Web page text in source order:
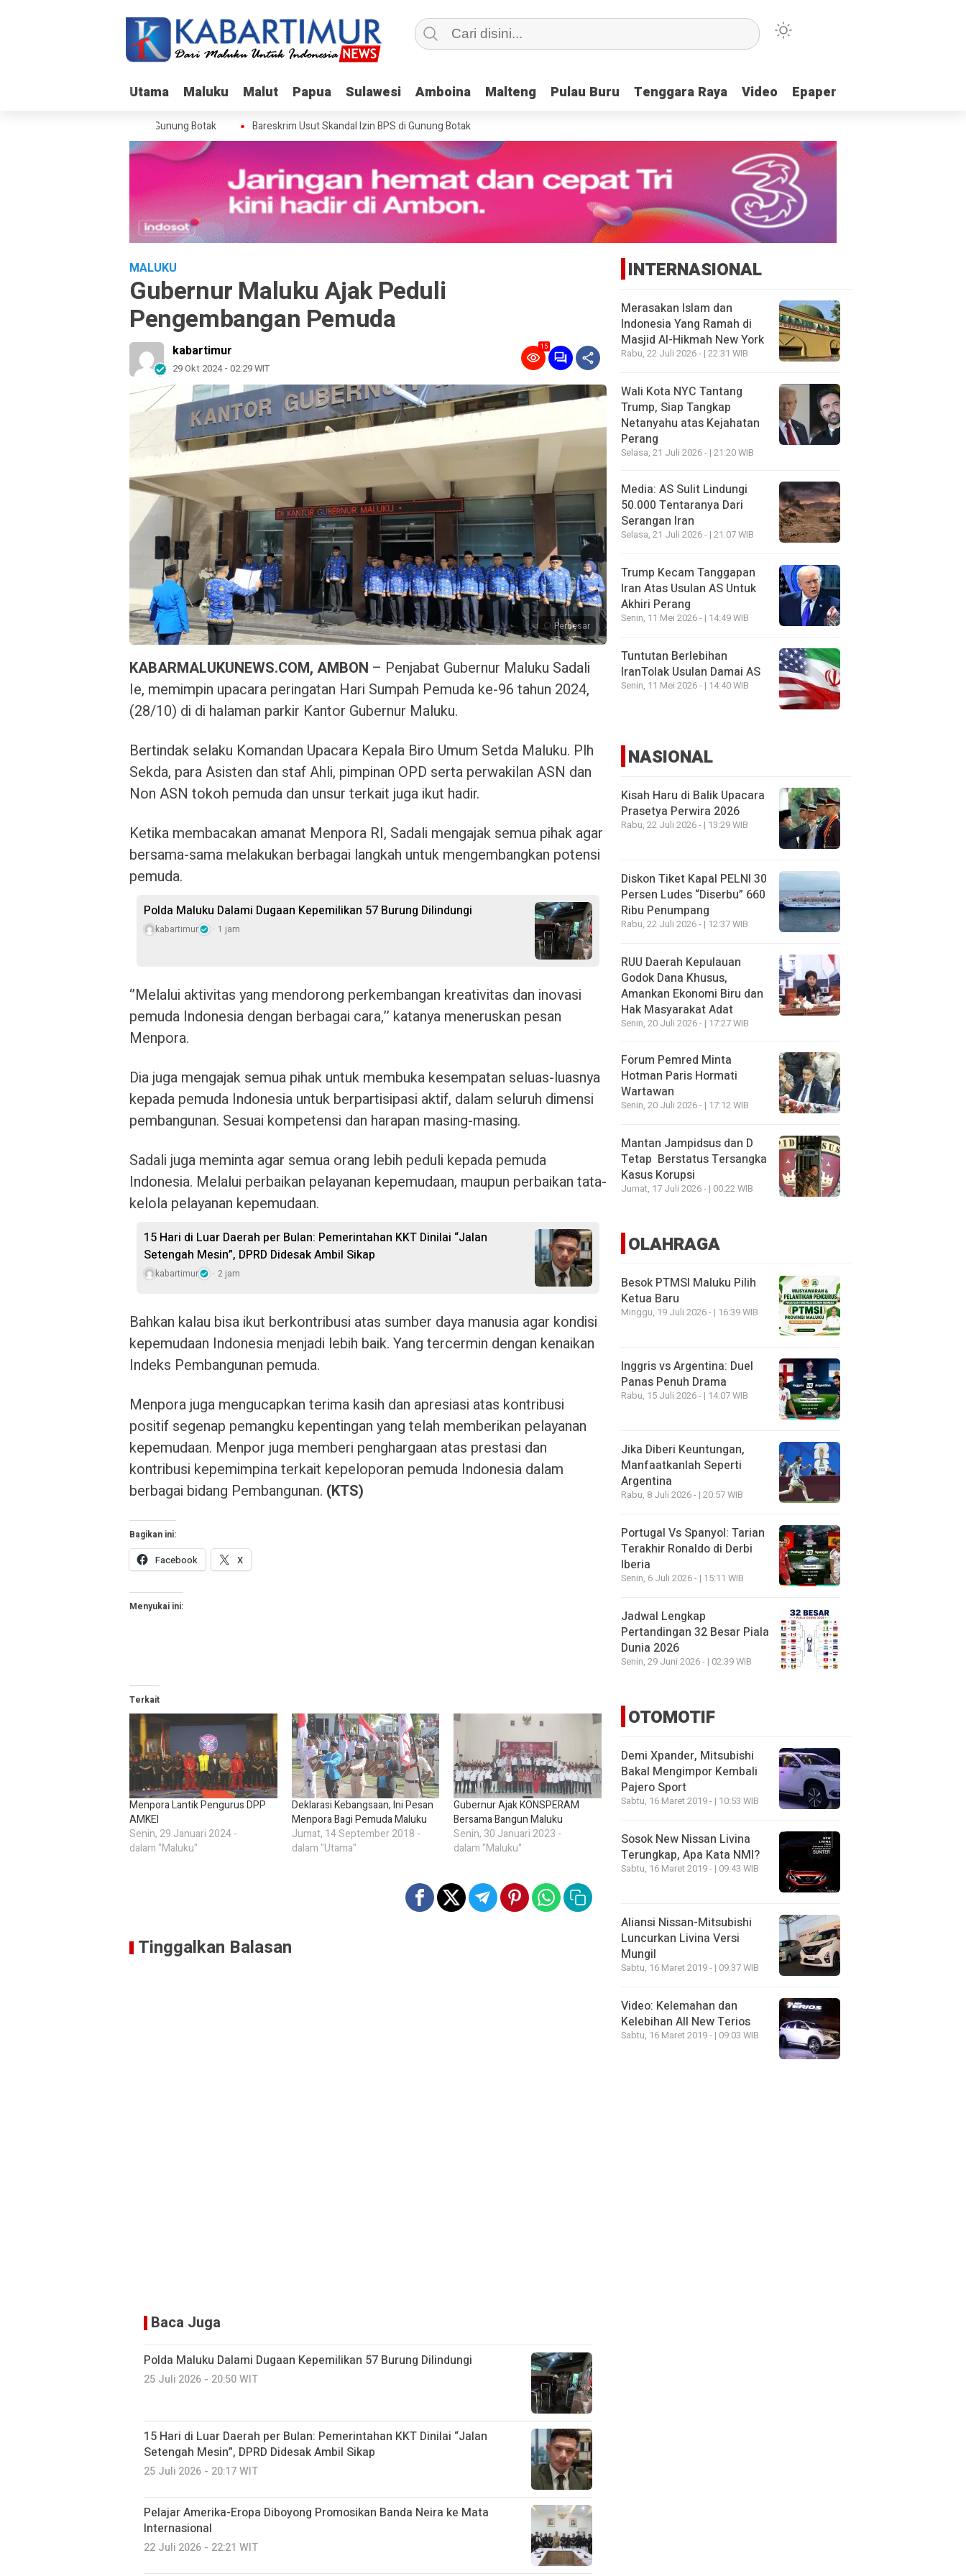
Utama Maluku Malut Papua Sulawesi Amboina Malteng Pulau Buru Tenggara Raya Video Epaper
Utama Maluku Malut Papua Sulawesi Amboina Malteng Pulau Buru Tenggara Raya Video Epaper
Usut Skandal Izin BPS di Gunung Botak Bareskrim Usut Skandal Izin BPS di Gunung Botak
MALUKU
Gubernur Maluku Ajak Peduli
Pengembangan Pemuda
kabartimur
29 Okt 2024 - 02:29 WIT
15
Perbesar
KABARMALUKUNEWS.COM, AMBON – Penjabat Gubernur Maluku Sadali
Ie, memimpin upacara peringatan Hari Sumpah Pemuda ke-96 tahun 2024,
(28/10) di di halaman parkir Kantor Gubernur Maluku.
Bertindak selaku Komandan Upacara Kepala Biro Umum Setda Maluku. Plh
Sekda, para Asisten dan staf Ahli, pimpinan OPD serta perwakilan ASN dan
Non ASN tokoh pemuda dan unsur terkait juga ikut hadir.
Ketika membacakan amanat Menpora RI, Sadali mengajak semua pihak agar
bersama-sama melakukan berbagai langkah untuk mengembangkan potensi
pemuda.
Polda Maluku Dalami Dugaan Kepemilikan 57 Burung Dilindungi
kabartimur 1 jam
‘’Melalui aktivitas yang mendorong perkembangan kreativitas dan inovasi
pemuda Indonesia dengan berbagai cara,’’ katanya meneruskan pesan
Menpora.
Dia juga mengajak semua pihak untuk membuka kesempatan seluas-luasnya
kepada pemuda Indonesia untuk berpartisipasi aktif, dalam seluruh dimensi
pembangunan. Sesuai kompetensi dan harapan masing-masing.
Sadali juga meminta agar semua orang lebih peduli kepada pemuda
Indonesia. Melalui perbaikan pelayanan kepemudaan, maupun perbaikan tata-
kelola pelayanan kepemudaan.
15 Hari di Luar Daerah per Bulan: Pemerintahan KKT Dinilai “Jalan
Setengah Mesin”, DPRD Didesak Ambil Sikap
kabartimur 2 jam
Bahkan kalau bisa ikut berkontribusi atas sumber daya manusia agar kondisi
kepemudaan Indonesia menjadi lebih baik. Yang tercermin dengan kenaikan
Indeks Pembangunan pemuda.
Menpora juga mengucapkan terima kasih dan apresiasi atas kontribusi
positif segenap pemangku kepentingan yang telah memberikan pelayanan
kepemudaan. Menpor juga memberi penghargaan atas prestasi dan
kontribusi kepemimpina terkait kepeloporan pemuda Indonesia dalam
berbagai bidang Pembangunan. (KTS)
Bagikan ini:
Facebook X
Menyukai ini:
Terkait
Menpora Lantik Pengurus DPP
AMKEI
Senin, 29 Januari 2024 -
dalam "Maluku"
Deklarasi Kebangsaan, Ini Pesan
Menpora Bagi Pemuda Maluku
Jumat, 14 September 2018 -
dalam "Utama"
Gubernur Ajak KONSPERAM
Bersama Bangun Maluku
Senin, 30 Januari 2023 -
dalam "Maluku"
Tinggalkan Balasan
Baca Juga
Polda Maluku Dalami Dugaan Kepemilikan 57 Burung Dilindungi
25 Juli 2026 - 20:50 WIT
15 Hari di Luar Daerah per Bulan: Pemerintahan KKT Dinilai “Jalan
Setengah Mesin”, DPRD Didesak Ambil Sikap
25 Juli 2026 - 20:17 WIT
Pelajar Amerika-Eropa Diboyong Promosikan Banda Neira ke Mata
Internasional
22 Juli 2026 - 22:21 WIT
INTERNASIONAL
Merasakan Islam dan
Indonesia Yang Ramah di
Masjid Al-Hikmah New York
Rabu, 22 Juli 2026 - | 22:31 WIB
Wali Kota NYC Tantang
Trump, Siap Tangkap
Netanyahu atas Kejahatan
Perang
Selasa, 21 Juli 2026 - | 21:20 WIB
Media: AS Sulit Lindungi
50.000 Tentaranya Dari
Serangan Iran
Selasa, 21 Juli 2026 - | 21:07 WIB
Trump Kecam Tanggapan
Iran Atas Usulan AS Untuk
Akhiri Perang
Senin, 11 Mei 2026 - | 14:49 WIB
Tuntutan Berlebihan
IranTolak Usulan Damai AS
Senin, 11 Mei 2026 - | 14:40 WIB
NASIONAL
Kisah Haru di Balik Upacara
Prasetya Perwira 2026
Rabu, 22 Juli 2026 - | 13:29 WIB
Diskon Tiket Kapal PELNI 30
Persen Ludes “Diserbu” 660
Ribu Penumpang
Rabu, 22 Juli 2026 - | 12:37 WIB
RUU Daerah Kepulauan
Godok Dana Khusus,
Amankan Ekonomi Biru dan
Hak Masyarakat Adat
Senin, 20 Juli 2026 - | 17:27 WIB
Forum Pemred Minta
Hotman Paris Hormati
Wartawan
Senin, 20 Juli 2026 - | 17:12 WIB
Mantan Jampidsus dan D
Tetap Berstatus Tersangka
Kasus Korupsi
Jumat, 17 Juli 2026 - | 00:22 WIB
OLAHRAGA
Besok PTMSI Maluku Pilih
Ketua Baru
Minggu, 19 Juli 2026 - | 16:39 WIB
Inggris vs Argentina: Duel
Panas Penuh Drama
Rabu, 15 Juli 2026 - | 14:07 WIB
Jika Diberi Keuntungan,
Manfaatkanlah Seperti
Argentina
Rabu, 8 Juli 2026 - | 20:57 WIB
Portugal Vs Spanyol: Tarian
Terakhir Ronaldo di Derbi
Iberia
Senin, 6 Juli 2026 - | 15:11 WIB
Jadwal Lengkap
Pertandingan 32 Besar Piala
Dunia 2026
Senin, 29 Juni 2026 - | 02:39 WIB
OTOMOTIF
Demi Xpander, Mitsubishi
Bakal Mengimpor Kembali
Pajero Sport
Sabtu, 16 Maret 2019 - | 10:53 WIB
Sosok New Nissan Livina
Terungkap, Apa Kata NMI?
Sabtu, 16 Maret 2019 - | 09:43 WIB
Aliansi Nissan-Mitsubishi
Luncurkan Livina Versi
Mungil
Sabtu, 16 Maret 2019 - | 09:37 WIB
Video: Kelemahan dan
Kelebihan All New Terios
Sabtu, 16 Maret 2019 - | 09:03 WIB